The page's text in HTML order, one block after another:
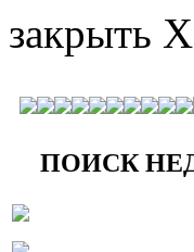
закрыть X
ПОИСК